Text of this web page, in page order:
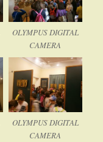
OLYMPUS DIGITAL
CAMERA
OLYMPUS DIGITAL
CAMERA